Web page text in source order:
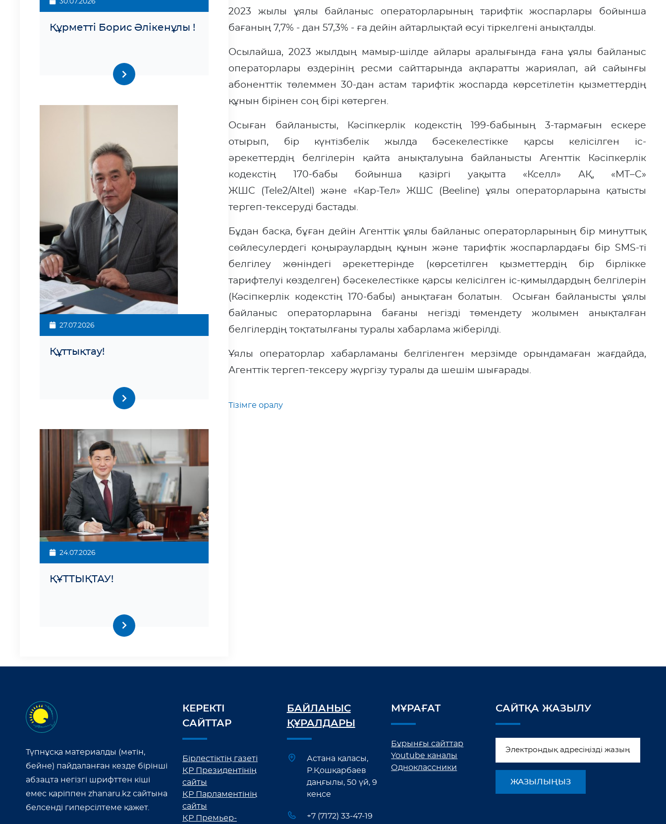
30.07.2026
Құрметті Борис Әлікенұлы !
27.07.2026
Құттықтау!
24.07.2026
ҚҰТТЫҚТАУ!
2023 жылы ұялы байланыс операторларының тарифтік жоспарлары бойынша
бағаның 7,7% - дан 57,3% - ға дейін айтарлықтай өсуі тіркелгені анықталды.
Осылайша, 2023 жылдың мамыр-шілде айлары аралығында ғана ұялы байланыс
операторлары өздерінің ресми сайттарында ақпаратты жариялап, ай сайынғы
абоненттік төлеммен 30-дан астам тарифтік жоспарда көрсетілетін қызметтердің
құнын бірінен соң бірі көтерген.
Осыған байланысты, Кәсіпкерлік кодекстің 199-бабының 3-тармағын ескере
отырып, бір күнтізбелік жылда бәсекелестікке қарсы келісілген іс-
әрекеттердің белгілерін қайта анықталуына байланысты Агенттік Кәсіпкерлік
кодекстің 170-бабы бойынша қазіргі уақытта «Кселл» АҚ, «МТ–С»
ЖШС (Tele2/Altel) және «Кар-Тел» ЖШС (Beeline) ұялы операторларына қатысты
тергеп-тексеруді бастады.
Бұдан басқа, бұған дейін Агенттік ұялы байланыс операторларының бір минуттық
сөйлесулердегі қоңыраулардың құнын және тарифтік жоспарлардағы бір SMS-ті
белгілеу жөніндегі әрекеттерінде (көрсетілген қызметтердің бір бірлікке
тарифтелуі көзделген) бәсекелестікке қарсы келісілген іс-қимылдардың белгілерін
(Кәсіпкерлік кодекстің 170-бабы) анықтаған болатын. Осыған байланысты ұялы
байланыс операторларына бағаны негізді төмендету жолымен анықталған
белгілердің тоқтатылғаны туралы хабарлама жіберілді.
Ұялы операторлар хабарламаны белгіленген мерзімде орындамаған жағдайда,
Агенттік тергеп-тексеру жүргізу туралы да шешім шығарады.
Тізімге оралу
Түпнұсқа материалды (мәтін,
бейне) пайдаланған кезде бірінші
абзацта негізгі шрифттен кіші
емес қаріппен zhanaru.kz сайтына
белсенді гиперсілтеме қажет.
КЕРЕКТІ
САЙТТАР
Бірлестіктің газеті
ҚР Президентінің
сайты
ҚР Парламентінің
сайты
ҚР Премьер-
БАЙЛАНЫС
ҚҰРАЛДАРЫ
Астана қаласы,
Р.Қошқарбаев
даңғылы, 50 үй, 9
кеңсе
+7 (7172) 33-47-19
МҰРАҒАТ
Бұрынғы сайттар
Youtube каналы
Одноклассники
САЙТҚА ЖАЗЫЛУ